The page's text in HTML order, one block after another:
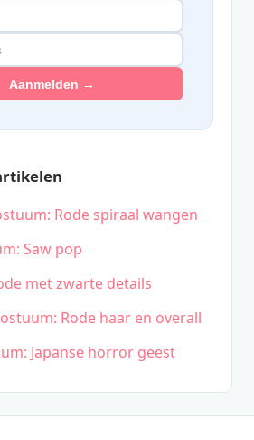
Aanmelden →
Rode spiraal wangen
Saw pop
met zwarte details
Rode haar en overall
Japanse horror geest